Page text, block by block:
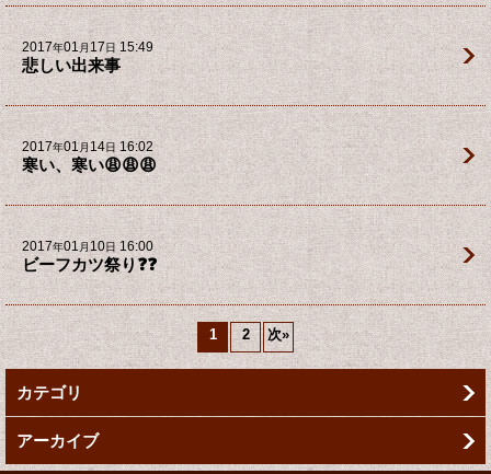
2017年01月 17日 15:49
悲しい出来事
2017年01月14日 16:02
寒い、寒い😩😩😩
2017年01月10日 16:00
ビーフカツ祭り❓❓
1 2 次»
カテゴリ
アーカイブ